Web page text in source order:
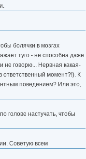
болячки в мозгах
туго - не способна даже
не говорю... Нервная какая-
ответственный момент?!). К
поведением? Или это,
голове настучать, чтобы
Советую всем